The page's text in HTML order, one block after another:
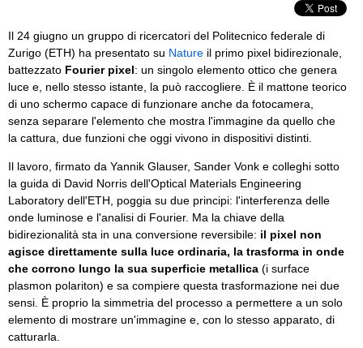
Il 24 giugno un gruppo di ricercatori del Politecnico federale di
Zurigo (ETH) ha presentato su Nature il primo pixel bidirezionale,
battezzato Fourier pixel: un singolo elemento ottico che genera
luce e, nello stesso istante, la può raccogliere. È il mattone teorico
di uno schermo capace di funzionare anche da fotocamera,
senza separare l'elemento che mostra l'immagine da quello che
la cattura, due funzioni che oggi vivono in dispositivi distinti.
Il lavoro, firmato da Yannik Glauser, Sander Vonk e colleghi sotto
la guida di David Norris dell'Optical Materials Engineering
Laboratory dell'ETH, poggia su due principi: l'interferenza delle
onde luminose e l'analisi di Fourier. Ma la chiave della
bidirezionalità sta in una conversione reversibile: il pixel non
agisce direttamente sulla luce ordinaria, la trasforma in onde
che corrono lungo la sua superficie metallica (i surface
plasmon polariton) e sa compiere questa trasformazione nei due
sensi. È proprio la simmetria del processo a permettere a un solo
elemento di mostrare un'immagine e, con lo stesso apparato, di
catturarla.